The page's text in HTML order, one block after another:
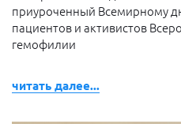
приуроченный Всемирному
пациентов и активистов
гемофилии
читать далее...